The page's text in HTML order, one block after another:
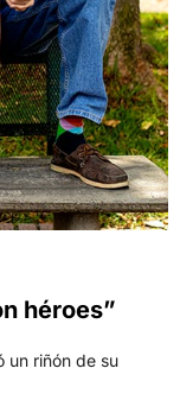
héroes”
un riñón de su